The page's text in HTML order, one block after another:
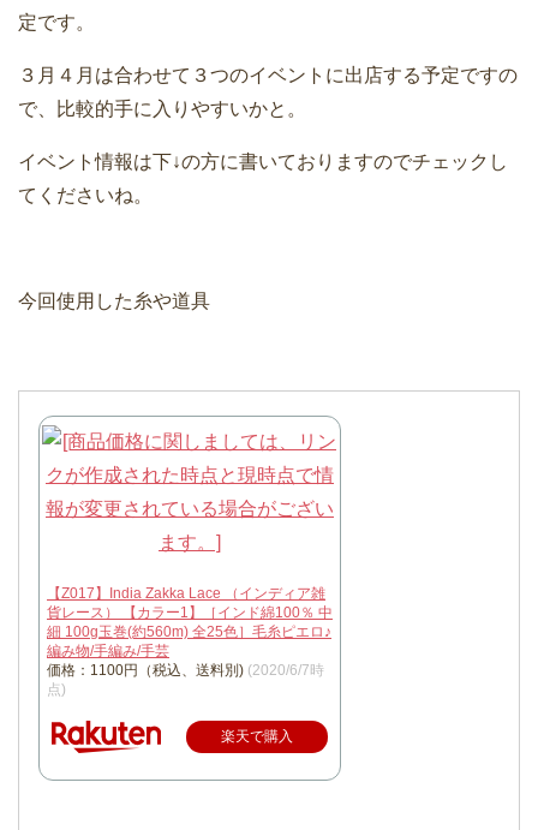
定です。
３月４月は合わせて３つのイベントに出店する予定ですの
で、比較的手に入りやすいかと。
イベント情報は下↓の方に書いておりますのでチェックし
てくださいね。
今回使用した糸や道具
【Z017】India Zakka Lace （インディア雑
貨レース） 【カラー1】［インド綿100％ 中
細 100g玉巻(約560m) 全25色］毛糸ピエロ♪
編み物/手編み/手芸
価格：1100円（税込、送料別) (2020/6/7時
点)
楽天で購入